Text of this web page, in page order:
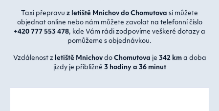
Taxi přepravu z letiště Mnichov do Chomutova si můžete
objednat online nebo nám můžete zavolat na telefonní číslo
+420 777 553 478, kde Vám rádi zodpovíme veškeré dotazy a
pomůžeme s objednávkou.
Vzdálenost z letiště Mnichovdo Chomutova je 342 kma doba
jízdy je přibližně 3 hodiny a 36 minut